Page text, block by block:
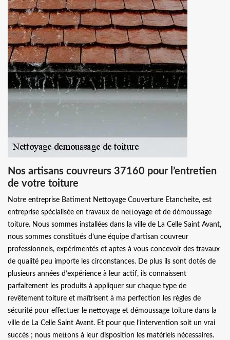
Nos artisans couvreurs 37160 pour l’entretien
de votre toiture
Notre entreprise Batiment Nettoyage Couverture Etancheite, est
entreprise spécialisée en travaux de nettoyage et de démoussage
toiture. Nous sommes installées dans la ville de La Celle Saint Avant,
nous sommes constitués d’une équipe d’artisan couvreur
professionnels, expérimentés et aptes à vous concevoir des travaux
de qualité peu importe les circonstances. De plus ils sont dotés de
plusieurs années d’expérience à leur actif, ils connaissent
parfaitement les produits à appliquer sur chaque type de
revêtement toiture et maîtrisent à ma perfection les règles de
sécurité pour effectuer le nettoyage et démoussage toiture dans la
ville de La Celle Saint Avant. Et pour que l’intervention soit un vrai
succès ; nous mettons à leur disposition les matériels nécessaires.